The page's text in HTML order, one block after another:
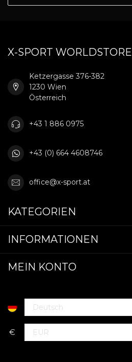
X-SPORT WORLDSTORE
Ketzergasse 376-382
1230 Wien
Österreich
+43 1 886 0975
+43 (0) 664 4608746
office@x-sport.at
KATEGORIEN
INFORMATIONEN
MEIN KONTO
€